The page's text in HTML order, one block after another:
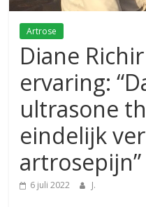
Artrose
Diane
ervaring:
ultrasone
eindelijk
artrosepijn”
6 juli 2022 J.